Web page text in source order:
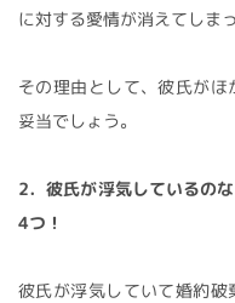
に対する愛情が消えてしま
その理由として、彼氏がほ
妥当でしょう。
2．彼氏が浮気しているの
4つ！
彼氏が浮気していて婚約